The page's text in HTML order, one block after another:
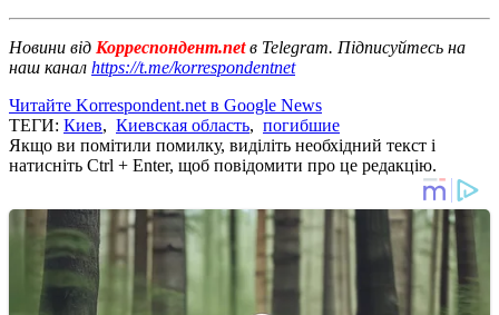
Новини від Корреспондент.netв Telegram. Підписуйтесь на
наш канал https://t.me/korrespondentnet
Читайте Korrespondent.net в Google News
ТЕГИ: Киев, Киевская область, погибшие
Якщо ви помітили помилку, виділіть необхідний текст і
натисніть Ctrl + Enter, щоб повідомити про це редакцію.